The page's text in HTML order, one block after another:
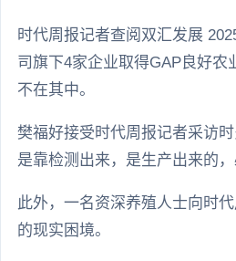
时代周报记者查阅双汇发展
司旗下4家企业取得GAP良好农
不在其中。
樊福好接受时代周报记者采访
是靠检测出来，是生产出来的，
此外，一名资深养殖人士向时
的现实困境。